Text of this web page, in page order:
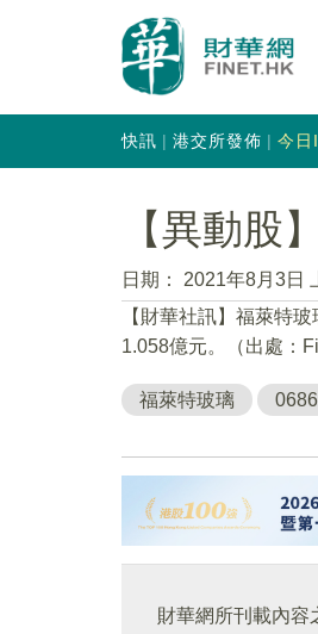
快訊 港交所發佈 今日
【異動股
日期：
2021年8月3日
【財華社訊】福萊特玻
1.058億元。（出處：
福萊特玻璃
財華網所刊載內容